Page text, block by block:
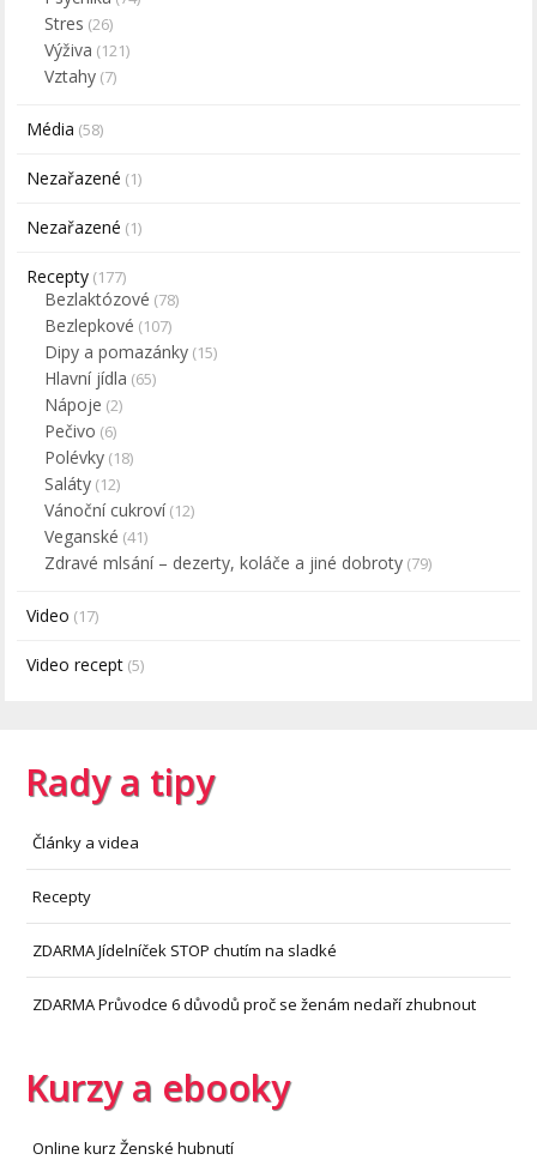
Stres (26)
Výživa (121)
Vztahy (7)
Média (58)
Nezařazené (1)
Nezařazené (1)
Recepty (177)
Bezlaktózové (78)
Bezlepkové (107)
Dipy a pomazánky (15)
Hlavní jídla (65)
Nápoje (2)
Pečivo (6)
Polévky (18)
Saláty (12)
Vánoční cukroví(12)
Veganské (41)
Zdravé mlsání – dezerty, koláče a jiné dobroty (79)
Video (17)
Video recept (5)
Rady a tipy
Články a videa
Recepty
ZDARMA Jídelníček STOP chutím na sladké
ZDARMA Průvodce 6 důvodů proč se ženám nedaří zhubnout
Kurzy a ebooky
Online kurz Ženské hubnutí